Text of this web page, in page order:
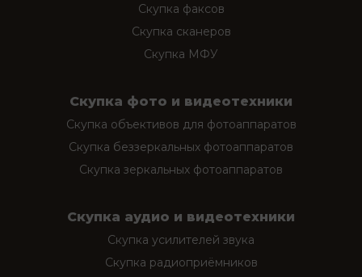
Скупка факсов
Скупка сканеров
Скупка МФУ
Скупка фото и видеотехники
Скупка объективов для фотоаппаратов
Скупка беззеркальных фотоаппаратов
Скупка зеркальных фотоаппаратов
Скупка аудио и видеотехники
Скупка усилителей звука
Скупка радиоприёмников